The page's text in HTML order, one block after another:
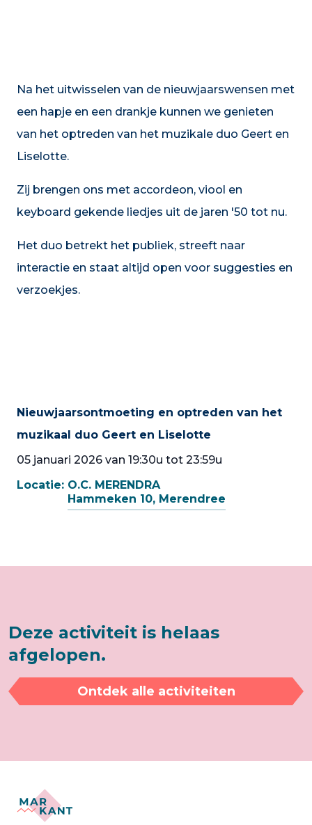
Na het uitwisselen van de nieuwjaarswensen met
een hapje en een drankje kunnen we genieten
van het optreden van het muzikale duo Geert en
Liselotte.
Zij brengen ons met accordeon, viool en
keyboard gekende liedjes uit de jaren '50 tot nu.
Het duo betrekt het publiek, streeft naar
interactie en staat altijd open voor suggesties en
verzoekjes.
Nieuwjaarsontmoeting en optreden van het
muzikaal duo Geert en Liselotte
05 januari 2026 van 19:30u tot 23:59u
Locatie: O.C. MERENDRA
Hammeken 10, Merendree
Deze activiteit is helaas
afgelopen.
Ontdek alle activiteiten